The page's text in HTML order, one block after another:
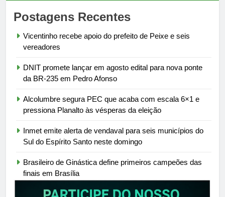
Postagens Recentes
Vicentinho recebe apoio do prefeito de Peixe e seis
vereadores
DNIT promete lançar em agosto edital para nova ponte
da BR-235 em Pedro Afonso
Alcolumbre segura PEC que acaba com escala 6×1 e
pressiona Planalto às vésperas da eleição
Inmet emite alerta de vendaval para seis municípios do
Sul do Espírito Santo neste domingo
Brasileiro de Ginástica define primeiros campeões das
finais em Brasília